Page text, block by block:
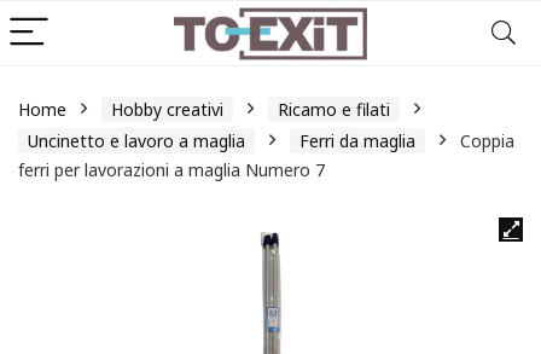
Home Hobby creativi
Ricamo e filati
Uncinetto e lavoro a maglia
Ferri da maglia
Coppia
ferri per lavorazioni a maglia Numero 7